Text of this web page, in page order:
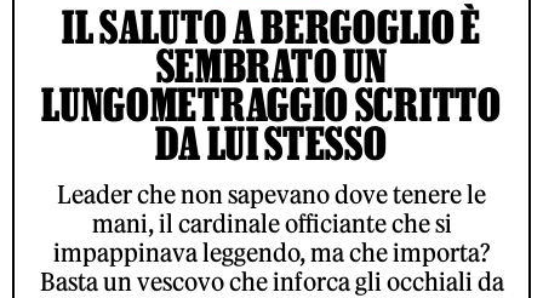
IL SALUTO A BERGOGLIO È
SEMBRATO UN
LUNGOMETRAGGIO SCRITTO
DA LUI STESSO
Leader che non sapevano dove tenere le
mani, il cardinale officiante che si
impappinava leggendo, ma che importa?
Basta un vescovo che inforca gli occhiali da